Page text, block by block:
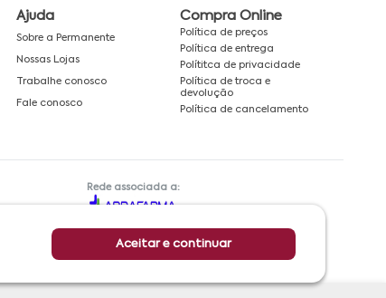
Aceitar e continuar
Ajuda
Sobre a Permanente
Nossas Lojas
Trabalhe conosco
Fale conosco
Compra Online
Política de preços
Política de entrega
Polítitca de privacidade
Política de troca e
devolução
Política de cancelamento
Rede associada a: